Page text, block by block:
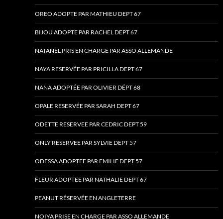
OREO ADOPTE PAR MATHIEU DEPT 67
BIJOU ADOPTE PAR RACHEL DEPT 67
NATANEL PRIS EN CHARGE PAR ASSO ALLEMANDE
NAYA RESERVÉE PAR PRICILLA DEPT 67
NANA ADOPTÉE PAR OLIVIER DÉPT 68
OPALE RESERVÉE PAR SARAH DEPT 67
ODETTE RESERVEE PAR CEDRIC DEPT 59
ONLY RESERVEE PAR SYLVIE DEPT 57
ODESSA ADOPTEE PAR EMILIE DEPT 57
FLEUR ADOPTEE PAR NATHALIE DEPT 67
PEANUT RÉSERVÉE EN ANGLETERRE
NOIYA PRISE EN CHARGE PAR ASSO ALLEMANDE